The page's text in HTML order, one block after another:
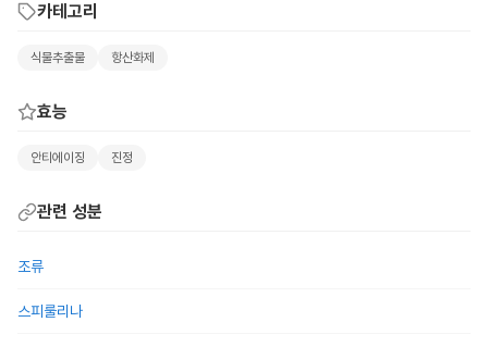
카테고리
식물추출물 항산화제
효능
안티에이징 진정
관련 성분
조류
스피룰리나